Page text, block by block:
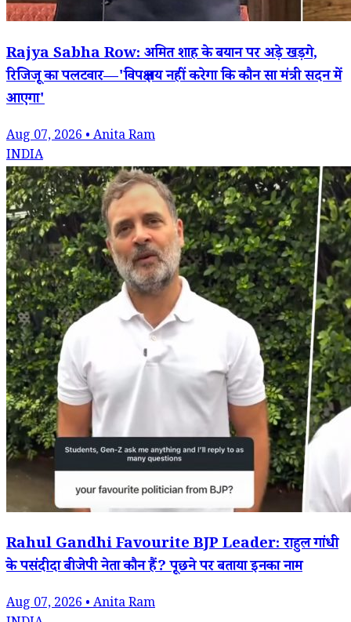
Rajya Sabha Row: अमित शाह के बयान पर अड़े खड़गे,
रिजिजू का पलटवार—'विपक्ष तय नहीं करेगा कि कौन सा मंत्री सदन में
आएगा'
Aug 07, 2026 • Anita Ram
INDIA
Rahul Gandhi Favourite BJP Leader: राहुल गांधी
के पसंदीदा बीजेपी नेता कौन हैं? पूछने पर बताया इनका नाम
Aug 07, 2026 • Anita Ram